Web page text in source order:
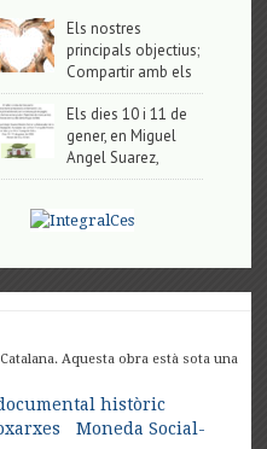
Els nostres
principals objectius;
Compartir amb els
Els dies 10 i 11 de
gener, en Miguel
Angel Suarez,
Aquesta obra està sota una
històric
Moneda Social-